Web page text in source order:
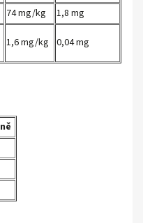
74 mg/kg 1,8 mg
1,6 mg/kg 0,04 mg